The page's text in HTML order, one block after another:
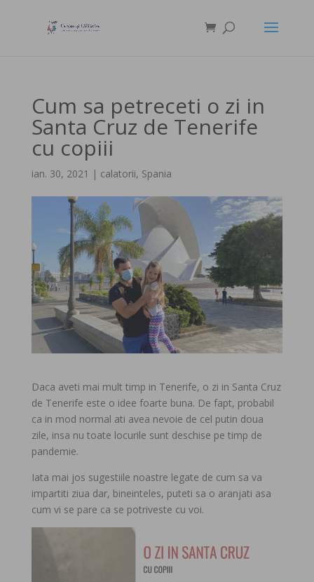
Cum sa petreceti o zi in
Santa Cruz de Tenerife
cu copiii
ian. 30, 2021 | calatorii, Spania
Daca aveti mai mult timp in Tenerife, o zi in Santa Cruz
de Tenerife este o idee foarte buna. De fapt, probabil
ca in mod normal ati avea nevoie de cel putin doua
zile, insa nu toate locurile sunt deschise pe timp de
pandemie.
Iata mai jos sugestiile noastre legate de cum sa va
impartiti ziua dar, bineinteles, puteti sa o aranjati asa
cum vi se pare ca se potriveste cu voi.